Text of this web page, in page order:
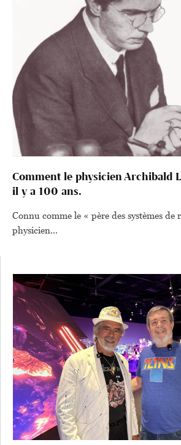
Comment le physicien Archibald
il y a 100 ans.
Connu comme le « père des systèmes
physicien...